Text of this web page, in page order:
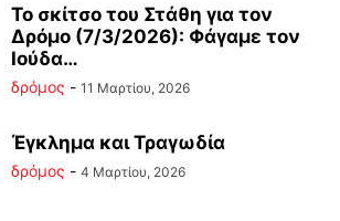
Το σκίτσο του Στάθη για τον
Δρόμο (7/3/2026): Φάγαμε τον
Ιούδα…
δρόμος - 11 Μαρτίου, 2026
Έγκλημα και Τραγωδία
δρόμος - 4 Μαρτίου, 2026